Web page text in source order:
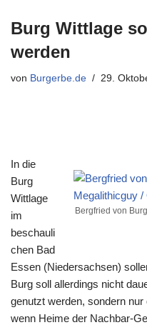
Burg Wittlage
werden
von Burgerbe.de 29.
Bergfried von
In die
Burg
Wittlage
im
beschauli
chen Bad
Essen (Niedersachsen)
Burg soll allerdings nicht
genutzt werden, sondern nur
wenn Heime der Nachbar-